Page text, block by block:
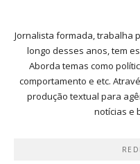
Jornalista formada, trabalha
longo desses anos, tem
Aborda temas como
comportamento e etc.
produção textual para
notícias e